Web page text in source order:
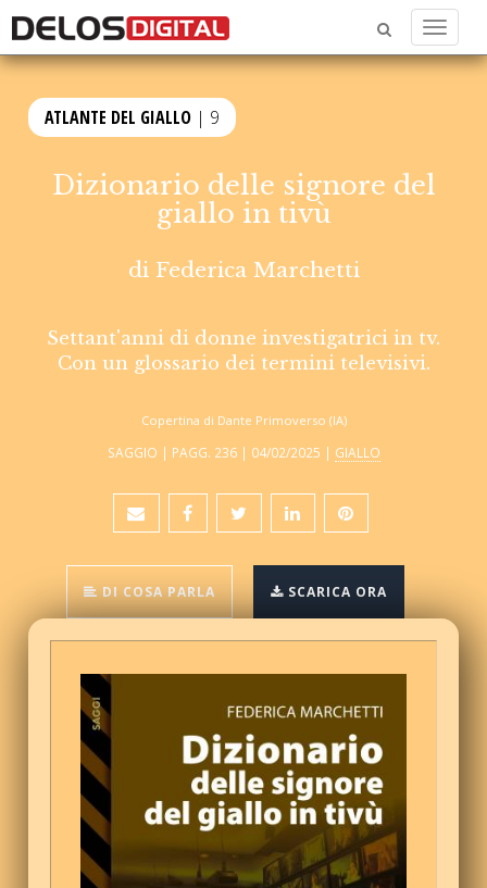
Menu
ATLANTE DEL GIALLO | 9
Dizionario delle signore del
giallo in tivù
di Federica Marchetti
Settant'anni di donne investigatrici in tv.
Con un glossario dei termini televisivi.
Copertina di Dante Primoverso (IA)
SAGGIO | PAGG. 236 | 04/02/2025 | GIALLO
DI COSA PARLA SCARICA ORA